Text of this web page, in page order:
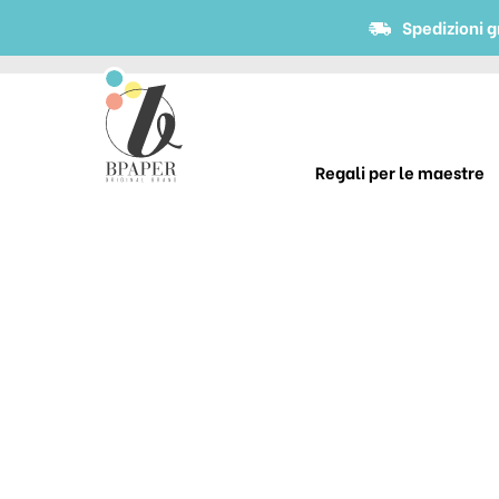
Spedizioni
Regali per le maestre